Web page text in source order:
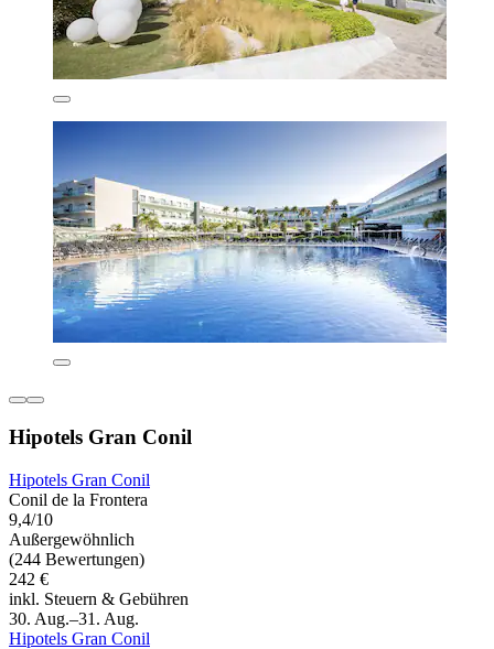
Hipotels Gran Conil
Hipotels Gran Conil
Conil de la Frontera
9,4/10
Außergewöhnlich
(244 Bewertungen)
242 €
inkl. Steuern & Gebühren
30. Aug.–31. Aug.
Hipotels Gran Conil